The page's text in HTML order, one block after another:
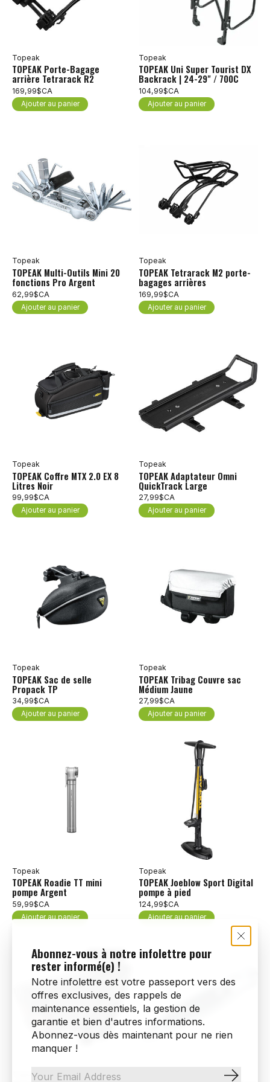
Topeak
TOPEAK Porte-Bagage
arrière Tetrarack R2
169,99$CA
Ajouter au panier
Topeak
TOPEAK Uni Super Tourist DX
Backrack | 24-29" / 700C
104,99$CA
Ajouter au panier
Topeak
TOPEAK Multi-Outils Mini 20
fonctions Pro Argent
62,99$CA
Ajouter au panier
Topeak
TOPEAK Tetrarack M2 porte-
bagages arrières
169,99$CA
Ajouter au panier
Topeak
TOPEAK Coffre MTX 2.0 EX 8
Litres Noir
99,99$CA
Ajouter au panier
Topeak
TOPEAK Adaptateur Omni
QuickTrack Large
27,99$CA
Ajouter au panier
Topeak
TOPEAK Sac de selle
Propack TP
34,99$CA
Ajouter au panier
Topeak
TOPEAK Tribag Couvre sac
Médium Jaune
27,99$CA
Ajouter au panier
Topeak
TOPEAK Roadie TT mini
pompe Argent
59,99$CA
Ajouter au panier
Topeak
TOPEAK Joeblow Sport Digital
pompe à pied
124,99$CA
Ajouter au panier
21% off
Topeak
Abonnez-vous à notre infolettre pour
rester informé(e) !
Notre infolettre est votre passeport vers des
offres exclusives, des rappels de
maintenance essentiels, la gestion de
garantie et bien d'autres informations.
Abonnez-vous dès maintenant pour ne rien
manquer !